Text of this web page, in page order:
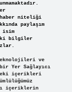
haber niteliği
paylaşım
isim
bilgiler
ve
Yer Sağlayıcı
içerikleri
içeriklerin